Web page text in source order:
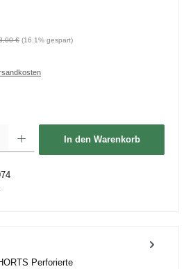
€ (16.1% gespart)
In den Warenkorb
Perforierte